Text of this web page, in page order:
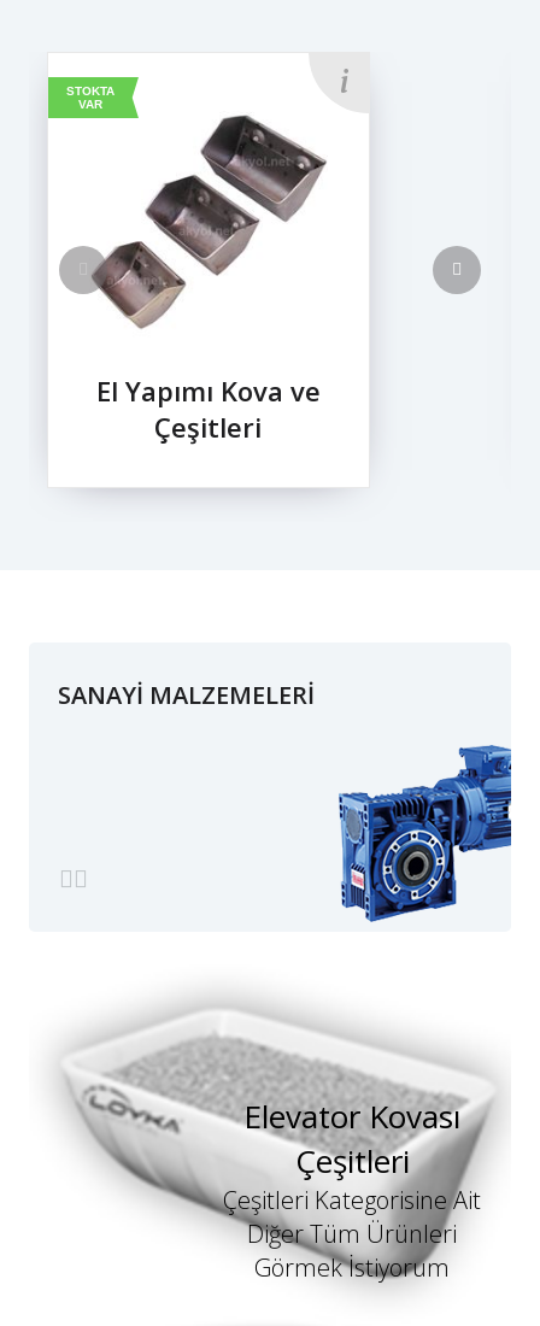
STOKTA
VAR
El Yapımı Kova ve
Çeşitleri
SANAYİ MALZEMELERİ
Elevator Kovası
Çeşitleri
Çeşitleri Kategorisine Ait
Diğer Tüm Ürünleri
Görmek İstiyorum